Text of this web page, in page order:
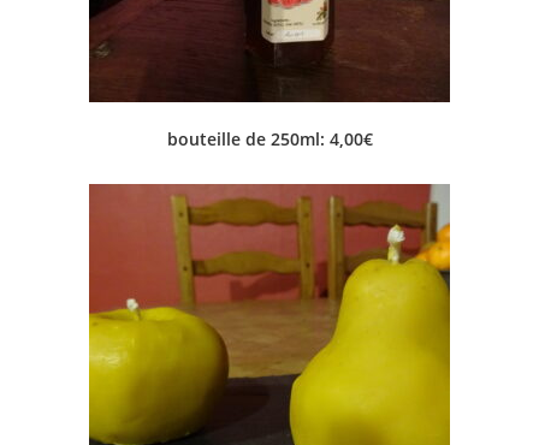
bouteille de 250ml: 4,00€